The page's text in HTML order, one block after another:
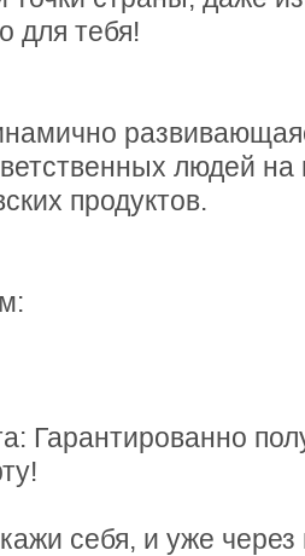
для тебя!
людей на
продуктов.
Гарантированно
себя, и уже через